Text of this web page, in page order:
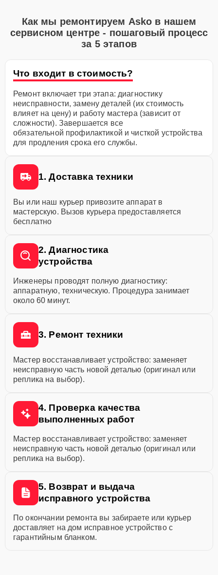
Как мы ремонтируем Asko в нашем
сервисном центре - пошаговый процесс
за 5 этапов
Что входит в стоимость?
Ремонт включает три этапа: диагностику
неисправности, замену деталей (их стоимость
влияет на цену) и работу мастера (зависит от
сложности). Завершается все
обязательной профилактикой и чисткой устройства
для продления срока его службы.
1. Доставка техники
Вы или наш курьер привозите аппарат в
мастерскую. Вызов курьера предоставляется
бесплатно
2. Диагностика
устройства
Инженеры проводят полную диагностику:
аппаратную, техническую. Процедура занимает
около 60 минут.
3. Ремонт техники
Мастер восстанавливает устройство: заменяет
неисправную часть новой деталью (оригинал или
реплика на выбор).
4. Проверка качества
выполненных работ
Мастер восстанавливает устройство: заменяет
неисправную часть новой деталью (оригинал или
реплика на выбор).
5. Возврат и выдача
исправного устройства
По окончании ремонта вы забираете или курьер
доставляет на дом исправное устройство с
гарантийным бланком.